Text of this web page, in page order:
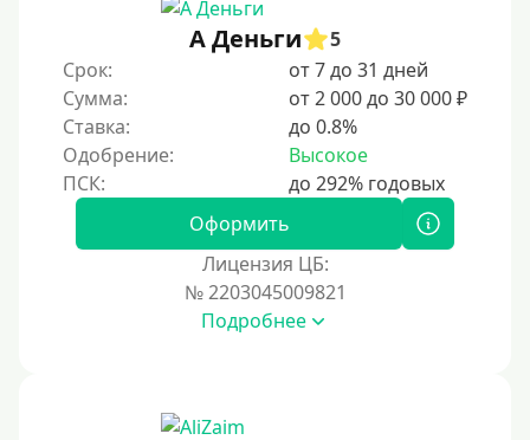
А Деньги
5
Срок:
от 7 до 31 дней
Сумма:
от 2 000 до 30 000 ₽
Ставка:
до 0.8%
Одобрение:
Высокое
Оформить
Лицензия ЦБ:
№ 2203045009821
Подробнее